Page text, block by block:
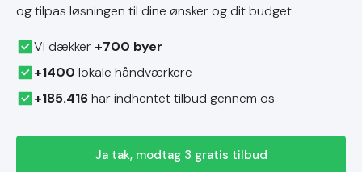
og tilpas løsningen til dine ønsker og dit budget.
Vi dækker +700 byer
+1400 lokale håndværkere
+185.416har indhentet tilbud gennem os
Ja tak, modtag 3 gratis tilbud